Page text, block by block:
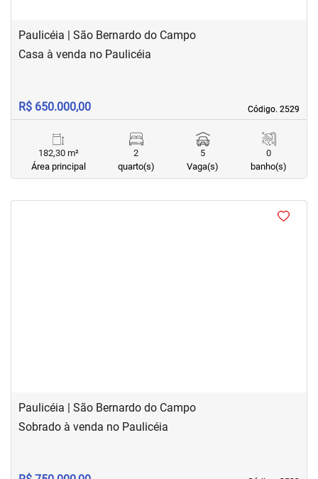
Paulicéia | São Bernardo do Campo
Código. 2529
Código. 2529
Casa à venda no Paulicéia
R$ 650.000,00
182,30 m²
Área principal
2
quarto(s)
5
Vaga(s)
0
banho(s)
Paulicéia | São Bernardo do Campo
Sobrado à venda no Paulicéia